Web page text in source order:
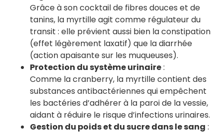
Grâce à son cocktail de fibres douces et de
tanins, la myrtille agit comme régulateur du
transit : elle prévient aussi bien la constipation
(effet légèrement laxatif) que la diarrhée
(action apaisante sur les muqueuses).
Protection du système urinaire:
Comme la cranberry, la myrtille contient des
substances antibactériennes qui empêchent
les bactéries d’adhérer à la paroi de la vessie,
aidant à réduire le risque d’infections urinaires.
Gestion du poids et du sucre dans le sang :